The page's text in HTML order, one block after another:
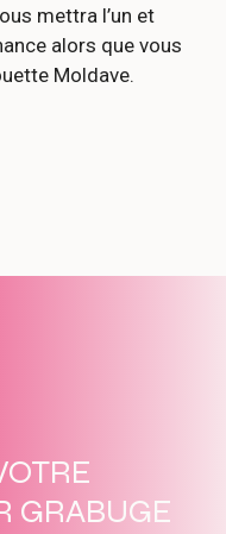
mettra l’un et
alors que vous
Moldave.
GRABUGE